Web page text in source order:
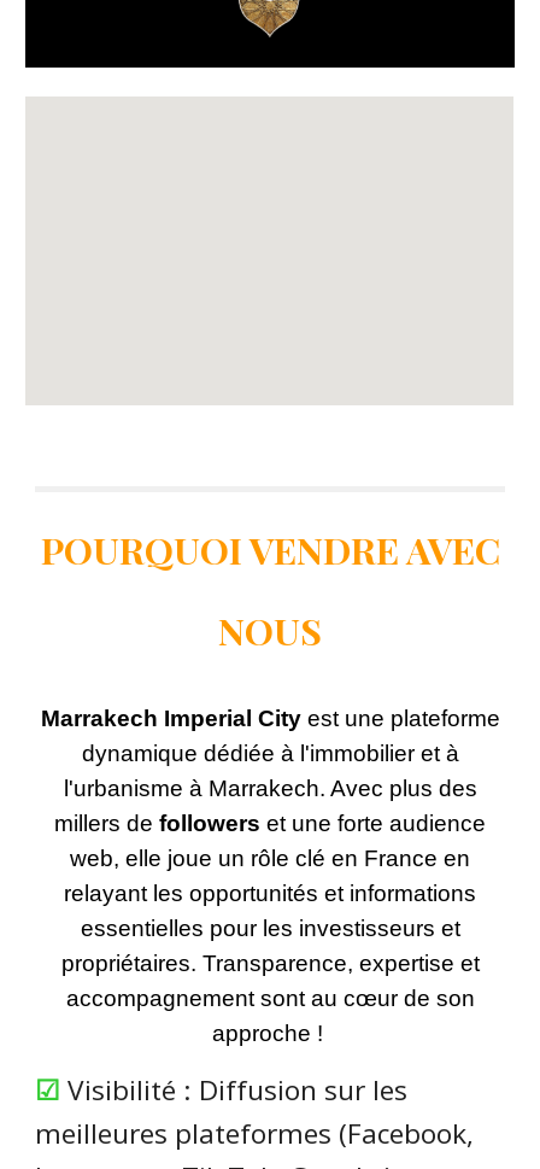
POURQUOI VENDRE AVEC
NOUS
Marrakech Imperial Cityest une plateforme
dynamique dédiée à l'immobilier et à
l'urbanisme à Marrakech. Avec plus des
millers de followers et une forte audience
web, elle joue un rôle clé en France en
relayant les opportunités et informations
essentielles pour les investisseurs et
propriétaires. Transparence, expertise et
accompagnement sont au cœur de son
approche !
☑ Visibilité : Diffusion sur les
meilleures plateformes (Facebook,